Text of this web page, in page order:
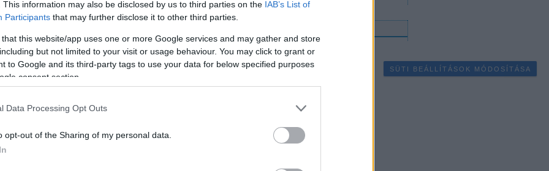
This information may also be disclosed by us to third parties on the IAB’s List of
Participants that may further disclose it to other third parties.
that this website/app uses one or more Google services and may gather and store
but not limited to your visit or usage behaviour. You may click to grant or
to Google and its third-party tags to use your data for below specified purposes
consent section.
Data Processing Opt Outs
opt-out of the Sharing of my personal data.
Válasz erre
szög volt a kapus részéröl, most eltekintve a korong lyukon valo
Válasz erre
a korondot a kicsi lyukon?! :S
SÜTI BEÁLLÍTÁSOK MÓDOSÍTÁSA